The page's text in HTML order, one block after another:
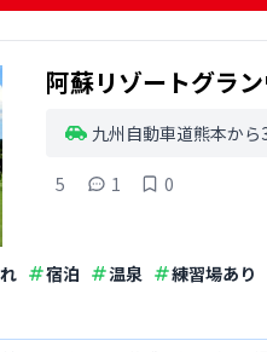
阿蘇リゾートグラ
九州自動車道熊本か
5 1 0
宿泊 温泉 練習場あり